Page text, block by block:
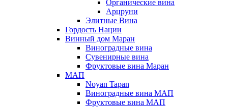
Органические вина
Арцруни
Элитные Вина
Гордость Нации
Винный дом Маран
Виноградные вина
Сувенирные вина
Фруктовые вина Маран
МАП
Noyan Tapan
Виноградные вина МАП
Фруктовые вина МАП